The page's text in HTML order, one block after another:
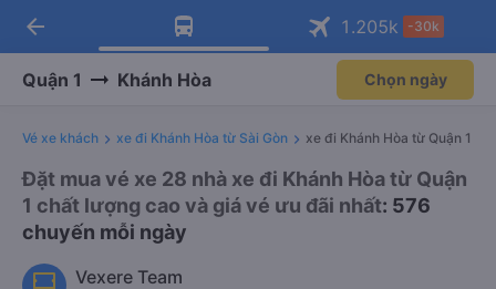
Tải app Vexere ngay!
Nhận ưu đãi thành viên độc
Mở app
Tải app Vexere
-30k/ghế khi đặt vé máy bay qua
Mở app
arrow_back 1.205k -30k
Quận 1 Khánh Hòa Chọn ngày
Vé xe khách xe đi Khánh Hòa từ Sài Gòn xe đi Khánh Hòa từ Quận 1
Đặt mua vé xe 28 nhà xe đi Khánh Hòa từ Quận
1 chất lượng cao và giá vé ưu đãi nhất: 576
chuyến mỗi ngày
Vexere Team